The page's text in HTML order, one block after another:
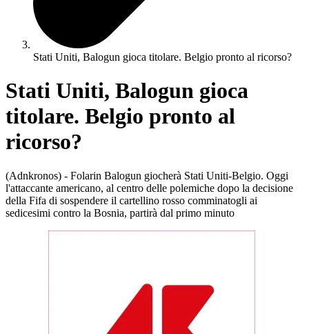
Stati Uniti, Balogun gioca titolare. Belgio pronto al ricorso?
Stati Uniti, Balogun gioca
titolare. Belgio pronto al
ricorso?
(Adnkronos) - Folarin Balogun giocherà Stati Uniti-Belgio. Oggi
l'attaccante americano, al centro delle polemiche dopo la decisione
della Fifa di sospendere il cartellino rosso comminatogli ai
sedicesimi contro la Bosnia, partirà dal primo minuto